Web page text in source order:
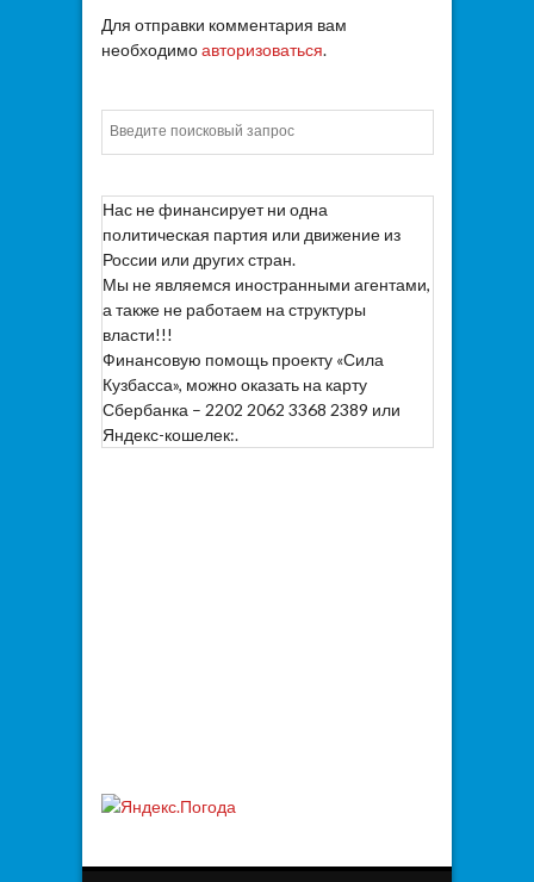
Для отправки комментария вам
необходимоавторизоваться.
Нас не финансирует ни одна
политическая партия или движение из
России или других стран.
Мы не являемся иностранными агентами,
а также не работаем на структуры
власти!!!
Финансовую помощь проекту «Сила
Кузбасса», можно оказать на карту
Сбербанка – 2202 2062 3368 2389 или
Яндекс-кошелек:.